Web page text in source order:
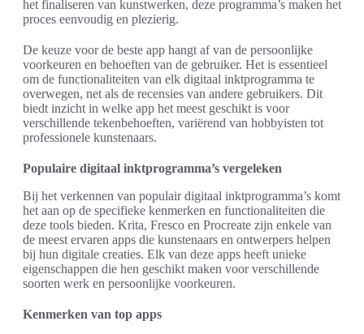
het finaliseren van kunstwerken, deze programma’s maken het
proces eenvoudig en plezierig.
De keuze voor de beste app hangt af van de persoonlijke
voorkeuren en behoeften van de gebruiker. Het is essentieel
om de functionaliteiten van elk digitaal inktprogramma te
overwegen, net als de recensies van andere gebruikers. Dit
biedt inzicht in welke app het meest geschikt is voor
verschillende tekenbehoeften, variërend van hobbyisten tot
professionele kunstenaars.
Populaire digitaal inktprogramma’s vergeleken
Bij het verkennen van populair digitaal inktprogramma’s komt
het aan op de specifieke kenmerken en functionaliteiten die
deze tools bieden. Krita, Fresco en Procreate zijn enkele van
de meest ervaren apps die kunstenaars en ontwerpers helpen
bij hun digitale creaties. Elk van deze apps heeft unieke
eigenschappen die hen geschikt maken voor verschillende
soorten werk en persoonlijke voorkeuren.
Kenmerken van top apps